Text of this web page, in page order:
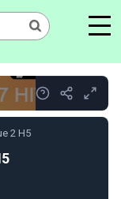
2 H5